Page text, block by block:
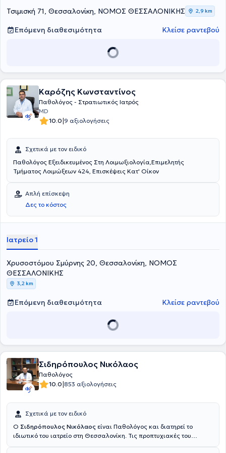
ελληνικά και διεθνή συνέδρια με στόχο τη διαρκή επιμόρφωση και
Τσιμισκή 71, Θεσσαλονίκη, ΝΟΜΟΣ ΘΕΣΣΑΛΟΝΙΚΗΣ 2,9 km
Επόμενη διαθεσιμότητα Κλείσε ραντεβού
Καρόζης Κωνσταντίνος
Παθολόγος - Στρατιωτικός Ιατρός
MD
10.0|9 αξιολογήσεις
Σχετικά με τον ειδικό
Παθολόγος Εξειδικευμένος Στη Λοιμωξιολογία,Επιμελητής
Τμήματος Λοιμώξεων 424, Επισκέψεις Κατ' Οίκον
Απλή επίσκεψη
Δες το κόστος
Ιατρείο 1
Χρυσοστόμου Σμύρνης 20, Θεσσαλονίκη, ΝΟΜΟΣ
ΘΕΣΣΑΛΟΝΙΚΗΣ
3,2 km
Επόμενη διαθεσιμότητα Κλείσε ραντεβού
Σιδηρόπουλος Νικόλαος
Παθολόγος
10.0|853 αξιολογήσεις
Σχετικά με τον ειδικό
Ο Σιδηρόπουλος Νικόλαος είναι Παθολόγος και διατηρεί το
ιδιωτικό του ιατρείο στη Θεσσαλονίκη. Τις προπτυχιακές του